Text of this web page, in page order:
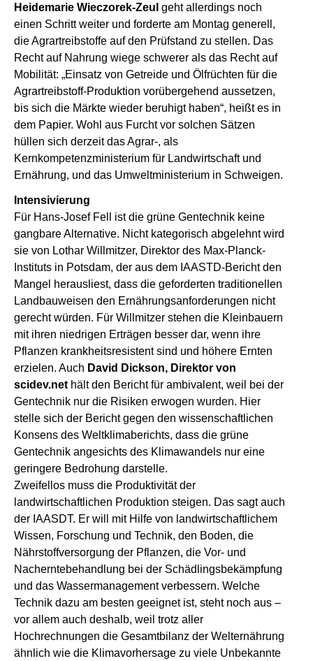
Heidemarie Wieczorek-Zeul geht allerdings noch
einen Schritt weiter und forderte am Montag generell,
die Agrartreibstoffe auf den Prüfstand zu stellen. Das
Recht auf Nahrung wiege schwerer als das Recht auf
Mobilität: „Einsatz von Getreide und Ölfrüchten für die
Agrartreibstoff-Produktion vorübergehend aussetzen,
bis sich die Märkte wieder beruhigt haben“, heißt es in
dem Papier. Wohl aus Furcht vor solchen Sätzen
hüllen sich derzeit das Agrar-, als
Kernkompetenzministerium für Landwirtschaft und
Ernährung, und das Umweltministerium in Schweigen.
Intensivierung
Für Hans-Josef Fell ist die grüne Gentechnik keine
gangbare Alternative. Nicht kategorisch abgelehnt wird
sie von Lothar Willmitzer, Direktor des Max-Planck-
Instituts in Potsdam, der aus dem IAASTD-Bericht den
Mangel herausliest, dass die geforderten traditionellen
Landbauweisen den Ernährungsanforderungen nicht
gerecht würden. Für Willmitzer stehen die Kleinbauern
mit ihren niedrigen Erträgen besser dar, wenn ihre
Pflanzen krankheitsresistent sind und höhere Ernten
erzielen. Auch David Dickson, Direktor von
scidev.net hält den Bericht für ambivalent, weil bei der
Gentechnik nur die Risiken erwogen wurden. Hier
stelle sich der Bericht gegen den wissenschaftlichen
Konsens des Weltklimaberichts, dass die grüne
Gentechnik angesichts des Klimawandels nur eine
geringere Bedrohung darstelle.
Zweifellos muss die Produktivität der
landwirtschaftlichen Produktion steigen. Das sagt auch
der IAASDT. Er will mit Hilfe von landwirtschaftlichem
Wissen, Forschung und Technik, den Boden, die
Nährstoffversorgung der Pflanzen, die Vor- und
Nacherntebehandlung bei der Schädlingsbekämpfung
und das Wassermanagement verbessern. Welche
Technik dazu am besten geeignet ist, steht noch aus –
vor allem auch deshalb, weil trotz aller
Hochrechnungen die Gesamtbilanz der Welternährung
ähnlich wie die Klimavorhersage zu viele Unbekannte